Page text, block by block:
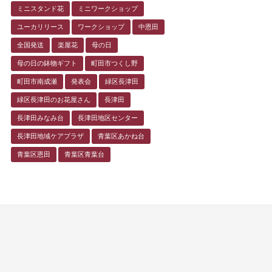
ミニスタンド花 ミニワークショップ
ユーカリリース ワークショップ 中恩田
全国発送 楽屋花 母の日
母の日の鉢物ギフト 町田市つくし野
町田市南成瀬 発表会 緑区長津田
緑区長津田のお花屋さん 長津田
長津田みなみ台 長津田地区センター
長津田地域ケアプラザ 青葉区あかね台
青葉区恩田 青葉区青葉台